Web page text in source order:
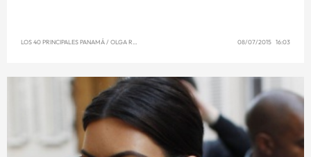
LOS 40 PRINCIPALES PANAMÁ/ OLGA REYNA 08/07/2015 16:03